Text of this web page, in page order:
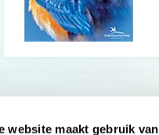
website maakt gebruik